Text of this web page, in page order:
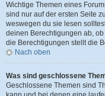
Wichtige Themen eines
sind nur auf der ersten Seite
weswegen du sie lesen
deinen Berechtigungen ab,
die Berechtigungen stellt die
Nach oben
Was sind geschlossene
Geschlossene Themen sind